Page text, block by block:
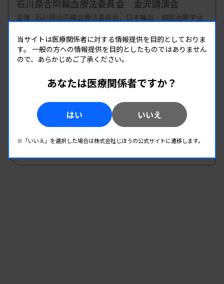
石川県合同輸血療法委員会 金沢講演会
主催 : 石川県合同輸血療法委員会、日本輸血・細胞治療学会
開催場所 : 石川県
輸血
08.22 - 08.22
第3回輸血検査研究班企画 輸血検査実技研修会
長野県臨床検査技師会
開催場所 : 長野県
当サイトは医療関係者に対する情報提供を目的としておりま
す。 一般の方への情報提供を目的としたものではありません
ので、あらかじめご了承ください。
あなたは医療関係者ですか？
はい いいえ
※「いいえ」を選択した場合は株式会社じほうの公式サイトに遷移します。